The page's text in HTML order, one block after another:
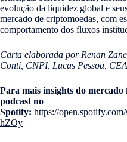
evolução da liquidez global e
mercado de criptomoedas, com
comportamento dos fluxos
Carta elaborada por Renan
Conti, CNPI, Lucas Pessoa,
Para mais insights do
podcast no
Spotify: https://
hZOy